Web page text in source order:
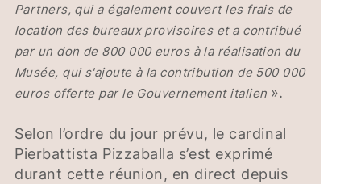
Partners, qui a également couvert les frais de
location des bureaux provisoires et a contribué
par un don de 800 000 euros à la réalisation du
Musée, qui s'ajoute à la contribution de 500 000
euros offerte par le Gouvernement italien ».
Selon l’ordre du jour prévu, le cardinal
Pierbattista Pizzaballa s’est exprimé
durant cette réunion, en direct depuis